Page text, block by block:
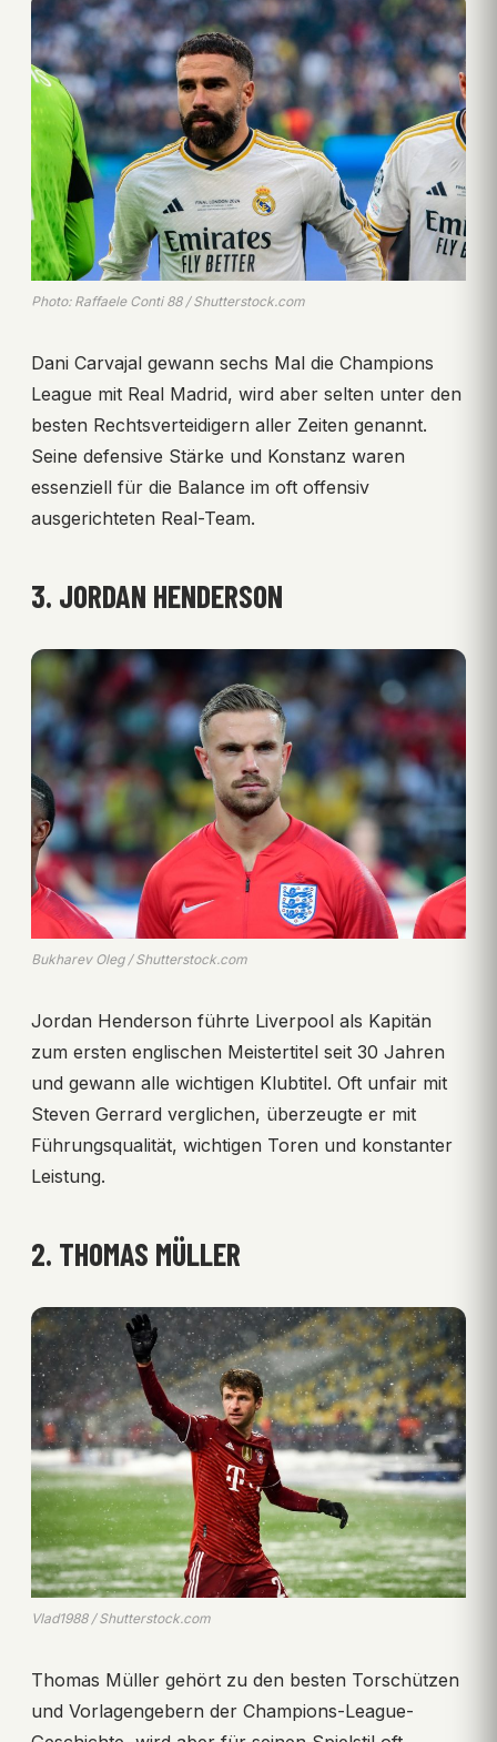
Photo: Raffaele Conti 88 / Shutterstock.com
Dani Carvajal gewann sechs Mal die Champions
League mit Real Madrid, wird aber selten unter den
besten Rechtsverteidigern aller Zeiten genannt.
Seine defensive Stärke und Konstanz waren
essenziell für die Balance im oft offensiv
ausgerichteten Real-Team.
3. JORDAN HENDERSON
Bukharev Oleg / Shutterstock.com
Jordan Henderson führte Liverpool als Kapitän
zum ersten englischen Meistertitel seit 30 Jahren
und gewann alle wichtigen Klubtitel. Oft unfair mit
Steven Gerrard verglichen, überzeugte er mit
Führungsqualität, wichtigen Toren und konstanter
Leistung.
2. THOMAS MÜLLER
Vlad1988 / Shutterstock.com
Thomas Müller gehört zu den besten Torschützen
und Vorlagengebern der Champions-League-